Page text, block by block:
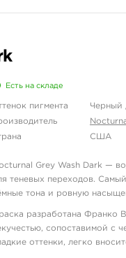
Есть на складе
пигмента
Черный
США
Grey Wash Dark —
теневых переходов.
тона и ровную
разработана Франко
сопоставимой с
оттенки, легко